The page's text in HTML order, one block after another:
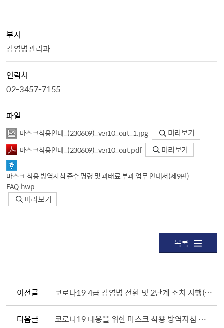
부서
감염병관리과
연락처
02-3457-7155
파일
마스크착용안내_（230609）_ver10_out_1.jpg
미리보기
마스크착용안내_（230609）_ver10_out.pdf
미리보기
마스크 착용 방역지침 준수 명령 및 과태료 부과 업무 안내서（제9판）
FAQ.hwp
미리보기
목록
이전글 코로나19 4급 감염병 전환 및 2단계 조치 시행(8월 31일부터)
다음글 코로나19 대응을 위한 마스크 착용 방역지침 준수 행정명령(서울특별시 고시 제2023 - 218호)